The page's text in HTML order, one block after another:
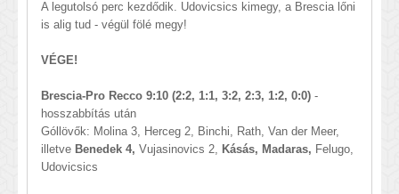
A legutolsó perc kezdődik. Udovicsics kimegy, a Brescia lőni
is alig tud - végül fölé megy!
VÉGE!
Brescia-Pro Recco 9:10 (2:2, 1:1, 3:2, 2:3, 1:2, 0:0) -
hosszabbítás után
Góllövők: Molina 3, Herceg 2, Binchi, Rath, Van der Meer,
illetve Benedek 4, Vujasinovics 2, Kásás, Madaras, Felugo,
Udovicsics